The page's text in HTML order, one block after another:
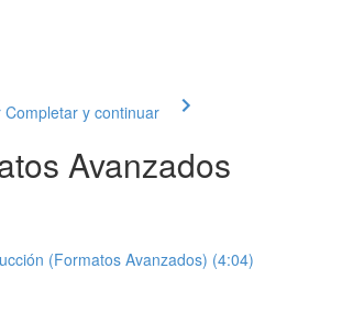
Completar y continuar
Avanzados
(Formatos Avanzados) (4:04)